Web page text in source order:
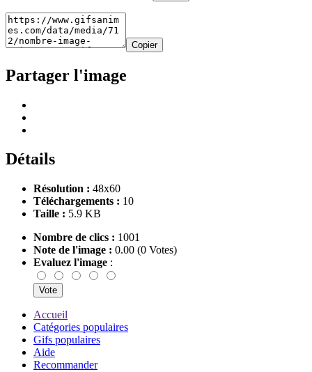
Copier
Partager l'image
Détails
Résolution : 48x60
Téléchargements : 10
Taille : 5.9 KB
Nombre de clics : 1001
Note de l'image : 0.00 (0 Votes)
Evaluez l'image :
Accueil
Catégories populaires
Gifs populaires
Aide
Recommander